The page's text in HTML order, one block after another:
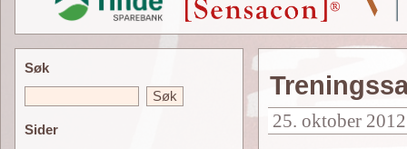
25. oktober
Søk
Sider